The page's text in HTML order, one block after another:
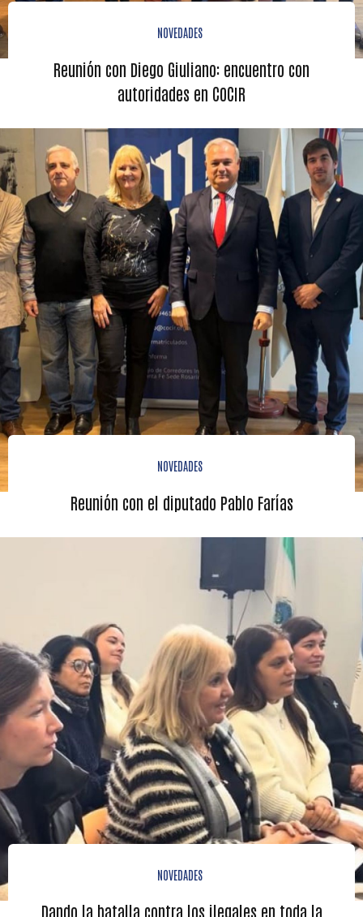
NOVEDADES
Reunión con Diego Giuliano: encuentro con
autoridades en COCIR
NOVEDADES
Reunión con el diputado Pablo Farías
NOVEDADES
Dando la batalla contra los ilegales en toda la